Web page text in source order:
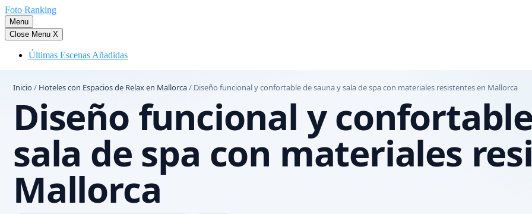
Saltar
al
contenido
Foto Ranking
Menu
Close Menu X
Últimas Escenas Añadidas
Inicio / Hoteles con Espacios de Relax en Mallorca/ Diseño funcional y confortable de sauna y sala de spa con materiales resistentes en Mallorca
Diseño funcional y
sala de spa con materiales
Mallorca